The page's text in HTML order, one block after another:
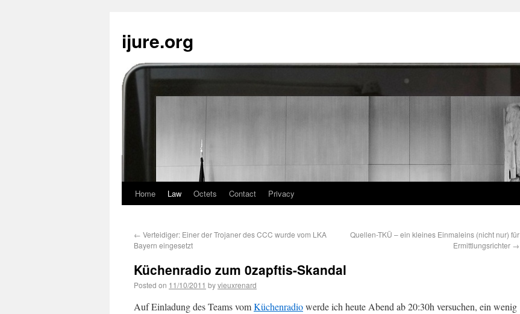
ijure.org
Home Law Octets Contact Privacy
← Verteidiger: Einer der Trojaner des CCC wurde vom LKA
Bayern eingesetzt
Quellen-TKÜ – ein kleines Einmaleins (nicht nur) für
Ermittlungsrichter →
Küchenradio zum 0zapftis-Skandal
Posted on 11/10/2011 byvieuxrenard
Auf Einladung des Teams vomKüchenradiowerde ich heute Abend ab 20:30h versuchen, ein wenig